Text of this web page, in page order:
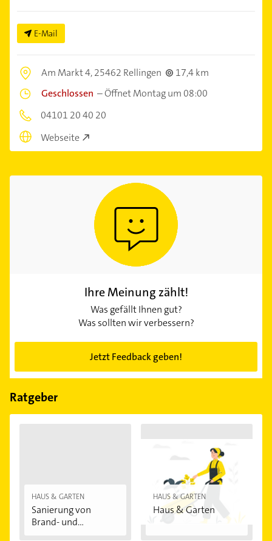
E-Mail
Am Markt 4,25462 Rellingen
17,4 km
Geschlossen –Öffnet Montag um 08:00
04101 20 40 20
Webseite
Ihre Meinung zählt!
Was gefällt Ihnen gut?
Was sollten wir verbessern?
Jetzt Feedback geben!
Ratgeber
HAUS & GARTEN
Sanierung von
Brand- und
HAUS & GARTEN
Haus & Garten